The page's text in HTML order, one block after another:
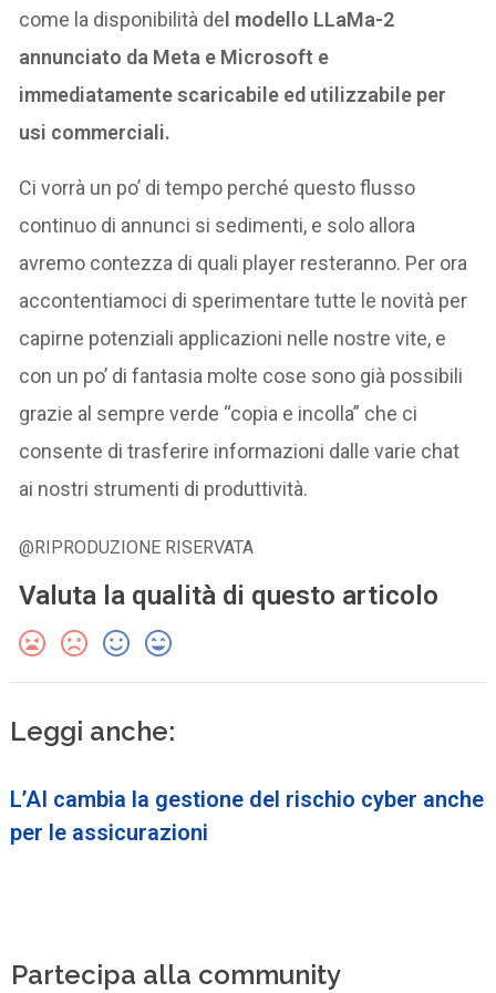
come la disponibilità del modello LLaMa-2
annunciato da Meta e Microsoft e
immediatamente scaricabile ed utilizzabile per
usi commerciali.
Ci vorrà un po’ di tempo perché questo flusso
continuo di annunci si sedimenti, e solo allora
avremo contezza di quali player resteranno. Per ora
accontentiamoci di sperimentare tutte le novità per
capirne potenziali applicazioni nelle nostre vite, e
con un po’ di fantasia molte cose sono già possibili
grazie al sempre verde “copia e incolla” che ci
consente di trasferire informazioni dalle varie chat
ai nostri strumenti di produttività.
@RIPRODUZIONE RISERVATA
Valuta la qualità di questo articolo
Leggi anche:
L’AI cambia la gestione del rischio cyber anche
per le assicurazioni
Partecipa alla community